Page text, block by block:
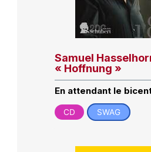
Samuel
« Hoffnung »
En attendant le
CD SWAG